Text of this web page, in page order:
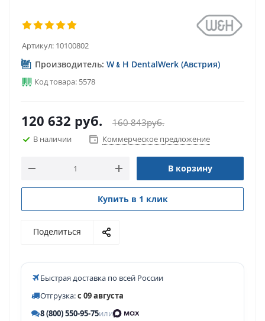
Артикул: 10100802
Производитель: W﹠H DentalWerk (Австрия)
Код товара: 5578
120 632 руб. 160 843руб.
В наличии Коммерческое предложение
В корзину
Купить в 1 клик
Поделиться
Быстрая доставка по всей России
Отгрузка:с 09 августа
8 (800) 550-95-75или